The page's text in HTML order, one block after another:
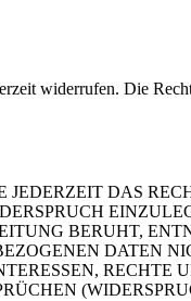
widerrufen. Die
DAS
BERUHT,
DATEN
RECHTE